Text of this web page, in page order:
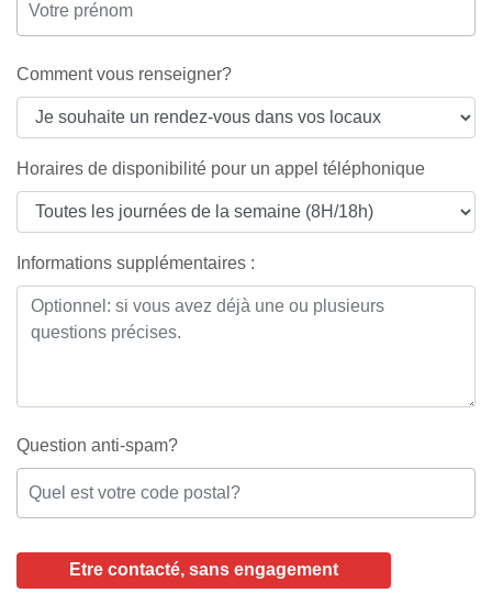
Comment vous renseigner?
Horaires de disponibilité pour un appel téléphonique
Informations supplémentaires :
Question anti-spam?